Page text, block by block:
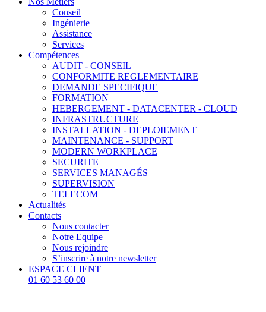
Conseil
Ingénierie
Assistance
Services
Compétences
AUDIT - CONSEIL
CONFORMITE REGLEMENTAIRE
DEMANDE SPECIFIQUE
FORMATION
HEBERGEMENT - DATACENTER - CLOUD
INFRASTRUCTURE
INSTALLATION - DEPLOIEMENT
MAINTENANCE - SUPPORT
MODERN WORKPLACE
SECURITE
SERVICES MANAGÉS
SUPERVISION
TELECOM
Actualités
Contacts
Nous contacter
Notre Equipe
Nous rejoindre
S’inscrire à notre newsletter
ESPACE CLIENT
01 60 53 60 00